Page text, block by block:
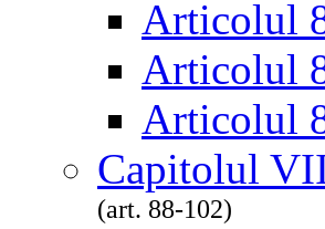
Articolul
Articolul
Articolul
Capitolul
(art. 88-102)